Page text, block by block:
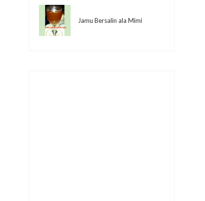
Jamu Bersalin ala Mimi